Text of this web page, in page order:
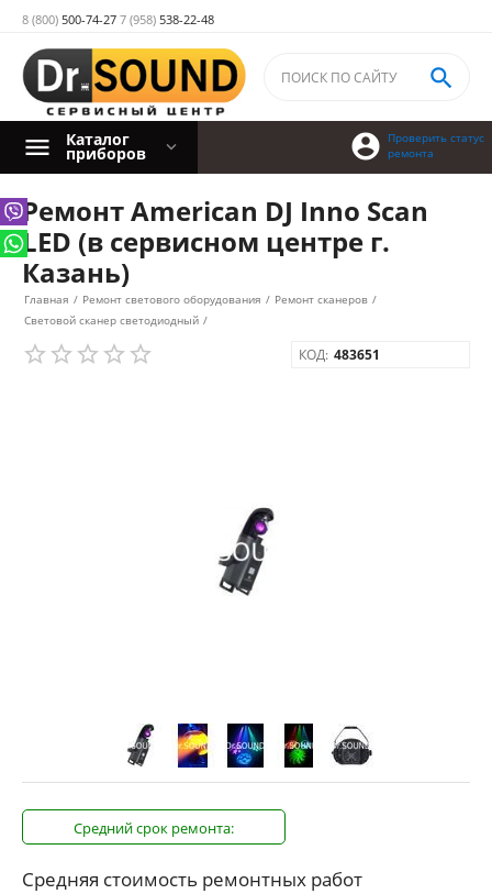
8 (800) 500-74-27 7 (958) 538-22-48
Проверить статус
ремонта


Каталог
приборов
Ремонт American DJ Inno Scan
LED (в сервисном центре г.
Казань)
Главная / Ремонт светового оборудования / Ремонт сканеров /
Световой сканер светодиодный /
КОД: 483651
Средний срок ремонта:
Средняя стоимость ремонтных работ